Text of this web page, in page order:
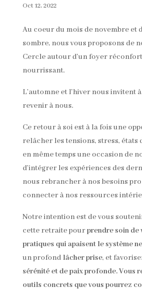
Oct 12, 2022
Au coeur du mois de novembre et
sombre, nous vous proposons de
Cercle autour d’un foyer
nourrissant.
L’automne et l’hiver nous invitent
revenir à nous.
Ce retour à soi est à la fois une
relâcher les tensions, stress, états
en même temps une occasion de
d’intégrer les expériences des
nous rebrancher à nos besoins
connecter à nos ressources
Notre intention est de vous
cette retraite pourprendre soin de
pratiques qui apaisent le système
un profond lâcher prise, et
sérénité et de paix profonde. Vous
outils concrets que vous pourrez